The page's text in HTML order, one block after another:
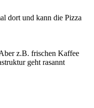
dort und kann die Pizza
z.B. frischen Kaffee
geht rasannt